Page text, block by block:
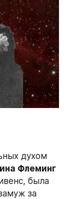
духом
была
за